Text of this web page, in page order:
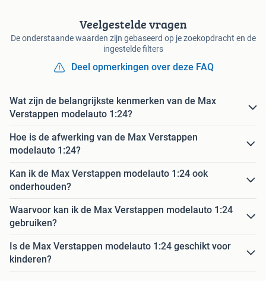
Veelgestelde vragen
De onderstaande waarden zijn gebaseerd op je zoekopdracht en de
ingestelde filters
Deel opmerkingen over deze FAQ
Wat zijn de belangrijkste kenmerken van de Max
Verstappen modelauto 1:24?
Hoe is de afwerking van de Max Verstappen
modelauto 1:24?
Kan ik de Max Verstappen modelauto 1:24 ook
onderhouden?
Waarvoor kan ik de Max Verstappen modelauto 1:24
gebruiken?
Is de Max Verstappen modelauto 1:24 geschikt voor
kinderen?